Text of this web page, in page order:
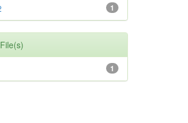
1
1